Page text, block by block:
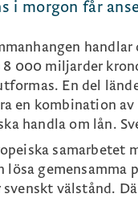
i morgon får
000 miljarder
En del
en kombination
handla om lån.
lösa
välstånd.